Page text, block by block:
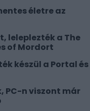
életre az
leleplezték a The
of Mordort
készül a Portal és
PC-n viszont már